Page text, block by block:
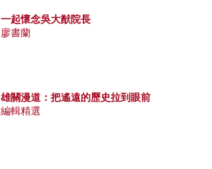
一起懷念吳大猷院長
廖書蘭
雄關漫道：把遙遠的歷史拉到眼前
編輯精選